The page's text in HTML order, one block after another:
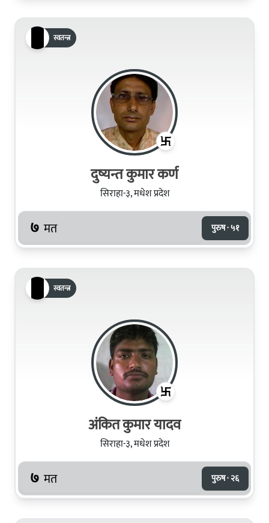
स्वतन्त्र
दुष्यन्त कुमार कर्ण
सिराहा-३, मधेश प्रदेश
७ मत पुरुष · ५१
स्वतन्त्र
अंकित कुमार यादव
सिराहा-३, मधेश प्रदेश
७ मत पुरुष · २६